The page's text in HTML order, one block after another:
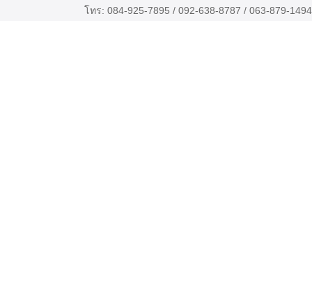
โทร: 084-925-7895 / 092-638-8787 / 063-879-1494